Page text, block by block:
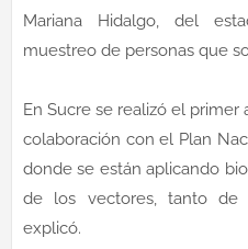
Mariana Hidalgo, del
muestreo de personas que
En Sucre se realizó el primer
colaboración con el Plan
donde se están aplicando
de los vectores, tanto de
explicó.